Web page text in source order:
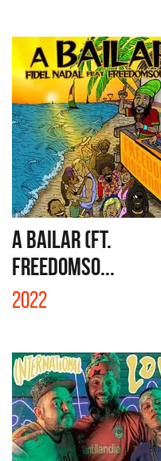
A BAILAR (FT.
FREEDOMSO...
2022